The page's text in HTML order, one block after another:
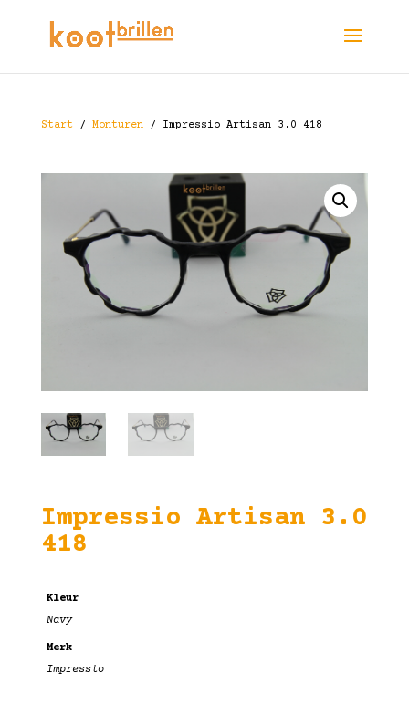
Start/ Monturen/ Impressio Artisan 3.0 418
Impressio Artisan 3.0
418
Kleur
Navy
Merk
Impressio